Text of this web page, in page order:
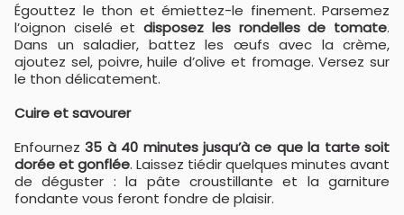
Égouttez le thon et émiettez-le finement. Parsemez
l’oignon ciselé etdisposez les rondelles de tomate.
Dans un saladier, battez les œufs avec la crème,
ajoutez sel, poivre, huile d’olive et fromage. Versez sur
le thon délicatement.
Cuire et savourer
Enfournez35 à 40 minutes jusqu’à ce que la tarte soit
dorée et gonflée. Laissez tiédir quelques minutes avant
de déguster : la pâte croustillante et la garniture
fondante vous feront fondre de plaisir.